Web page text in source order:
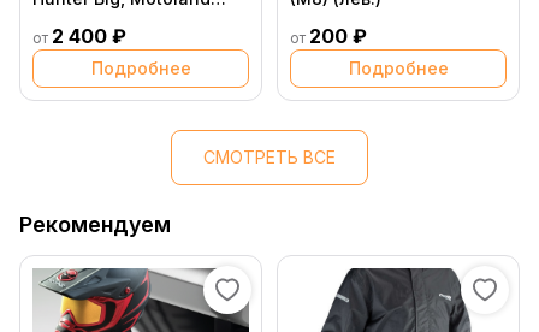
от 2 400 ₽
Подробнее
от 200 ₽
Подробнее
СМОТРЕТЬ ВСЕ
Рекомендуем